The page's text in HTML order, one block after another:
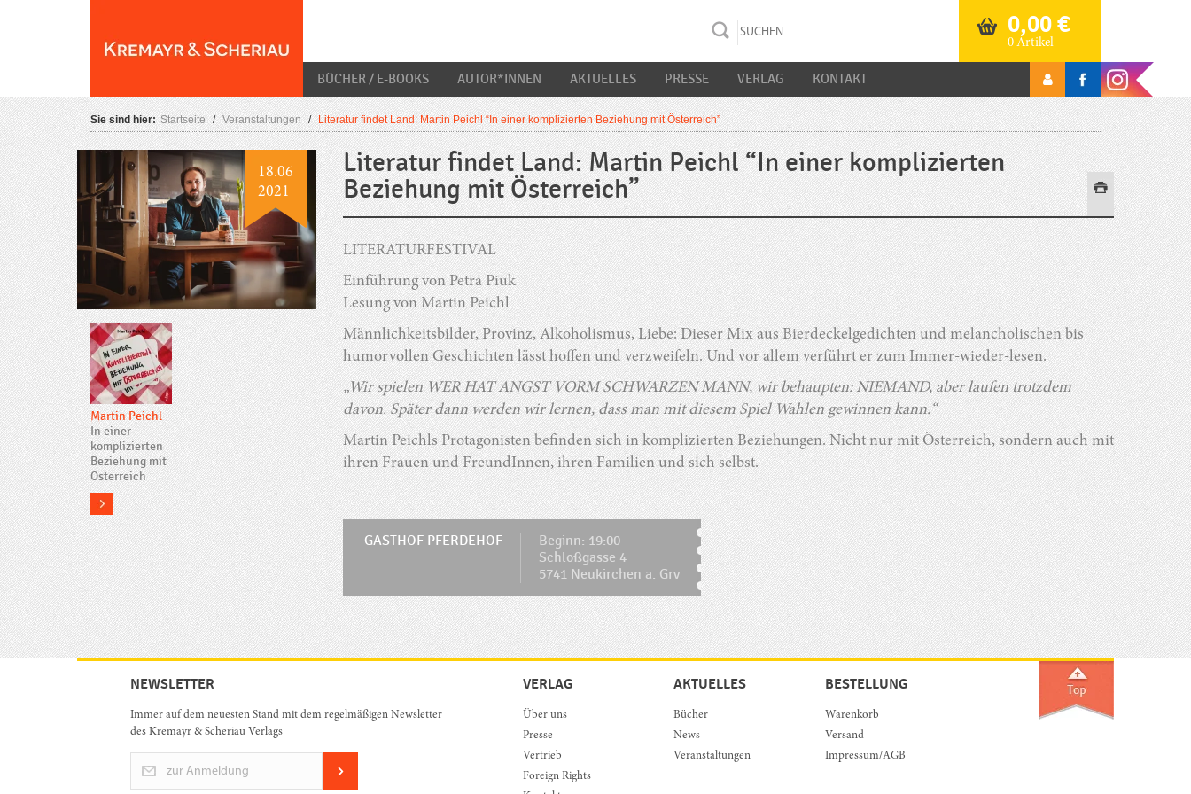
0,00€
0 Artikel
BÜCHER / E-BOOKS AUTOR*INNEN AKTUELLES PRESSE VERLAG KONTAKT
Sie sind hier: Startseite / Veranstaltungen / Literatur findet Land: Martin Peichl “In einer komplizierten Beziehung mit Österreich”
18.06
2021
Martin Peichl
In einer
komplizierten
Beziehung mit
Österreich
more
Literatur findet Land: Martin Peichl “In einer komplizierten
Beziehung mit Österreich”
LITERATURFESTIVAL
Einführung von Petra Piuk
Lesung von Martin Peichl
Männlichkeitsbilder, Provinz, Alkoholismus, Liebe: Dieser Mix aus Bierdeckelgedichten und melancholischen bis
humorvollen Geschichten lässt hoffen und verzweifeln. Und vor allem verführt er zum Immer-wieder-lesen.
„Wir spielen WER HAT ANGST VORM SCHWARZEN MANN, wir behaupten: NIEMAND, aber laufen trotzdem
davon. Später dann werden wir lernen, dass man mit diesem Spiel Wahlen gewinnen kann.“
Martin Peichls Protagonisten befinden sich in komplizierten Beziehungen. Nicht nur mit Österreich, sondern auch mit
ihren Frauen und FreundInnen, ihren Familien und sich selbst.
GASTHOF PFERDEHOF
Beginn: 19:00
Schloßgasse 4
5741 Neukirchen a. Grv
VERLAG
Über uns
Presse
Vertrieb
Foreign Rights
AKTUELLES
Bücher
News
Veranstaltungen
BESTELLUNG
Warenkorb
Versand
Impressum/AGB
NEWSLETTER
Immer auf dem neuesten Stand mit dem regelmäßigen Newsletter
des Kremayr & Scheriau Verlags
zur Anmeldung